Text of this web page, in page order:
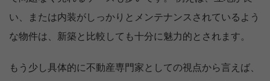
い、または内装がしっかりとメンテナンスされているよう
な物件は、新築と比較しても十分に魅力的とされます。
もう少し具体的に不動産専門家としての視点から言えば、